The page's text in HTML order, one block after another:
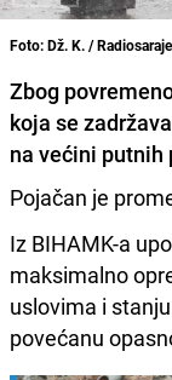
Foto: Dž. K. /
Zbog
koja se
na većini putnih
Pojačan je
Iz BIHAMK-a
maksimalno
uslovima i
povećanu